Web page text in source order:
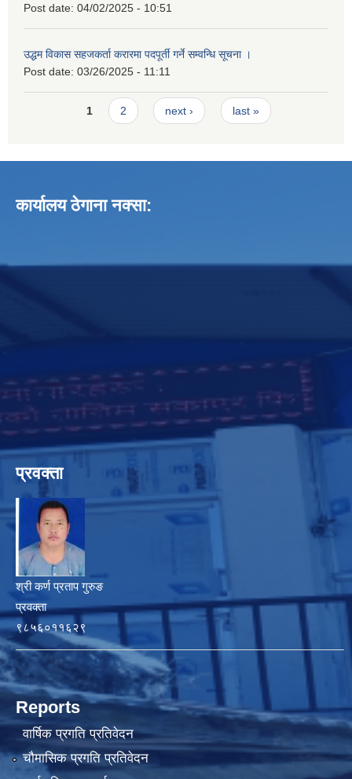
Post date: 04/02/2025 - 10:51
उद्धम विकास सहजकर्ता करारमा पदपूर्ती गर्ने सम्वन्धि सूचना ।
Post date: 03/26/2025 - 11:11
Pages1 2 next › last »
कार्यालय ठेगाना नक्सा:
प्रवक्ता
श्री कर्ण प्रताप गुरुङ
प्रवक्ता
९८५६०११६२९
Reports
वार्षिक प्रगति प्रतिवेदन
चौमासिक प्रगति प्रतिवेदन